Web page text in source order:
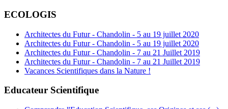
ECOLOGIS
Architectes du Futur - Chandolin - 5 au 19 juillet 2020
Architectes du Futur - Chandolin - 5 au 19 juillet 2020
Architectes du Futur - Chandolin - 7 au 21 Juillet 2019
Architectes du Futur - Chandolin - 7 au 21 Juillet 2019
Vacances Scientifiques dans la Nature !
Educateur Scientifique